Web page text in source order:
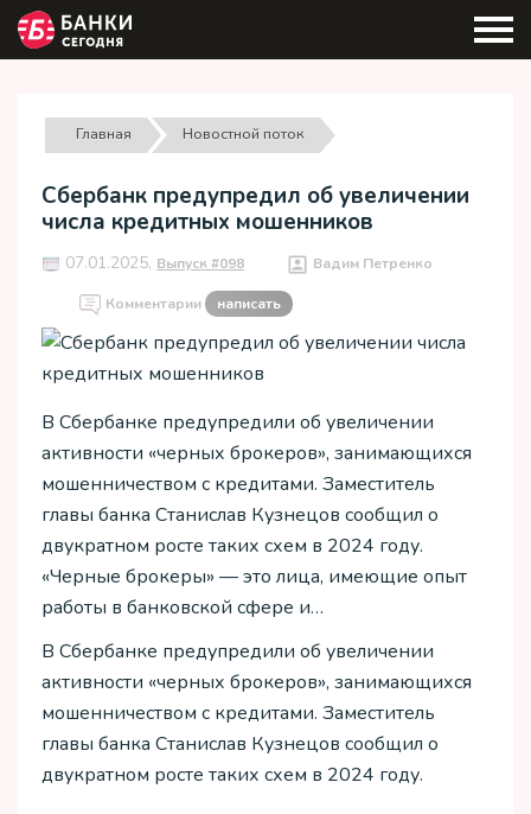
Главная Новостной поток
Сбербанк предупредил об увеличении
числа кредитных мошенников
07.01.2025, Выпуск #098 Вадим Петренко
Комментарии написать
В Сбербанке предупредили об увеличении
активности «черных брокеров», занимающихся
мошенничеством с кредитами. Заместитель
главы банка Станислав Кузнецов сообщил о
двукратном росте таких схем в 2024 году.
«Черные брокеры» — это лица, имеющие опыт
работы в банковской сфере и…
В Сбербанке предупредили об увеличении
активности «черных брокеров», занимающихся
мошенничеством с кредитами. Заместитель
главы банка Станислав Кузнецов сообщил о
двукратном росте таких схем в 2024 году.